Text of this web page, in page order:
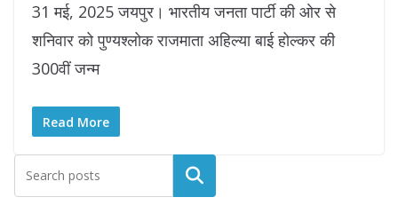
31 मई, 2025 जयपुर। भारतीय जनता पार्टी की ओर से
शनिवार को पुण्यश्लोक राजमाता अहिल्या बाई होल्कर की
300वीं जन्म
Read More